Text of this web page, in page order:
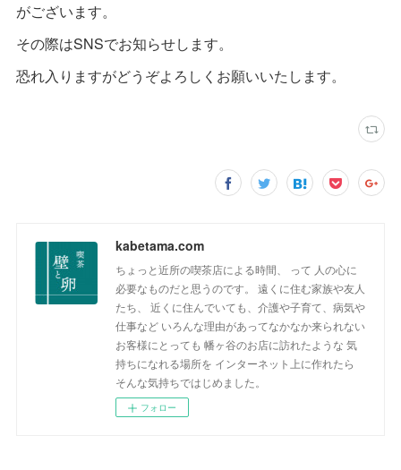
がございます。
その際はSNSでお知らせします。
恐れ入りますがどうぞよろしくお願いいたします。
kabetama.com
ちょっと近所の喫茶店による時間、 って 人の心に
必要なものだと思うのです。 遠くに住む家族や友人
たち、 近くに住んでいても、介護や子育て、病気や
仕事など いろんな理由があってなかなか来られない
お客様にとっても 幡ヶ谷のお店に訪れたような 気
持ちになれる場所を インターネット上に作れたら
そんな気持ちではじめました。
フォロー